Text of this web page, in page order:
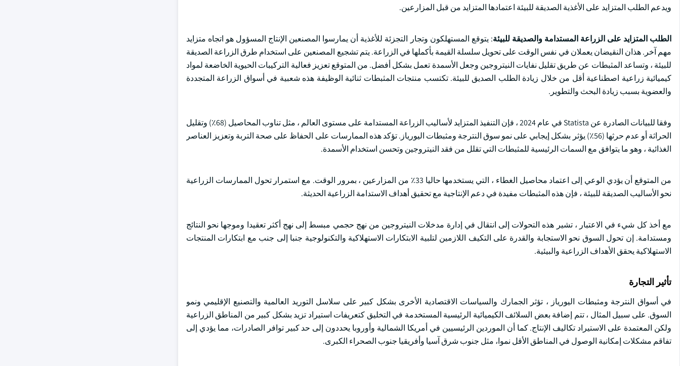
ويدعم الطلب المتزايد على الأغذية الصديقة للبيئة اعتمادها المتزايد من قبل المزارعين.
الطلب المتزايد على الزراعة المستدامة والصديقة للبيئة: يتوقع المستهلكون وتجار التجزئة للأغذية أن يمارسوا المصنعين الإنتاج المسؤول هو اتجاه متزايد
مهم آخر. هذان النقيضان يعملان في نفس الوقت على تحويل سلسلة القيمة بأكملها في الزراعة. يتم تشجيع المصنعين على استخدام طرق الزراعة الصديقة
للبيئة ، وتساعد المثبطات عن طريق تقليل نفايات النيتروجين وجعل الأسمدة تعمل بشكل أفضل. من المتوقع تعزيز فعالية التركيبات الحيوية الخاضعة لمواد
كيميائية زراعية اصطناعية أقل من خلال زيادة الطلب الصديق للبيئة. تكتسب منتجات المثبطات ثنائية الوظيفة هذه شعبية في أسواق الزراعة المتجددة
والعضوية بسبب زيادة البحث والتطوير.
وفقا للبيانات الصادرة عن Statista في عام 2024 ، فإن التنفيذ المتزايد لأساليب الزراعة المستدامة على مستوى العالم ، مثل تناوب المحاصيل (68٪) وتقليل
الحراثة أو عدم حرثها (56٪) يؤثر بشكل إيجابي على نمو سوق النترجة ومثبطات اليورياز. تؤكد هذه الممارسات على الحفاظ على صحة التربة وتعزيز العناصر
الغذائية ، وهو ما يتوافق مع السمات الرئيسية للمثبطات التي تقلل من فقد النيتروجين وتحسن استخدام الأسمدة.
من المتوقع أن يؤدي الوعي إلى اعتماد محاصيل الغطاء ، التي يستخدمها حاليا 33٪ من المزارعين ، بمرور الوقت. مع استمرار تحول الممارسات الزراعية
نحو الأساليب الصديقة للبيئة ، فإن هذه المثبطات مفيدة في دعم الإنتاجية مع تحقيق أهداف الاستدامة الزراعية الحديثة.
مع أخذ كل شيء في الاعتبار ، تشير هذه التحولات إلى انتقال في إدارة مدخلات النيتروجين من نهج حجمي مبسط إلى نهج أكثر تعقيدا وموجها نحو النتائج
ومستدامة. إن تحول السوق نحو الاستجابة والقدرة على التكيف اللازمين لتلبية الابتكارات الاستهلاكية والتكنولوجية جنبا إلى جنب مع ابتكارات المنتجات
الاستهلاكية يحقق الأهداف الزراعية والبيئية.
تأثير التجارة
في أسواق النترجة ومثبطات اليورياز ، تؤثر الجمارك والسياسات الاقتصادية الأخرى بشكل كبير على سلاسل التوريد العالمية والتصنيع الإقليمي ونمو
السوق. على سبيل المثال ، تتم إضافة بعض السلائف الكيميائية الرئيسية المستخدمة في التخليق كتعريفات استيراد تزيد بشكل كبير من المناطق الزراعية
ولكن المعتمدة على الاستيراد تكاليف الإنتاج. كما أن الموردين الرئيسيين في أمريكا الشمالية وأوروبا يحددون إلى حد كبير توافر الصادرات، مما يؤدي إلى
تفاقم مشكلات إمكانية الوصول في المناطق الأقل نموا، مثل جنوب شرق آسيا وأفريقيا جنوب الصحراء الكبرى.